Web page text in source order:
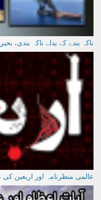
ناکہ بندے کے بدلے ناکہ بندی،
عالمی منظرنامہ اور اربعین کی